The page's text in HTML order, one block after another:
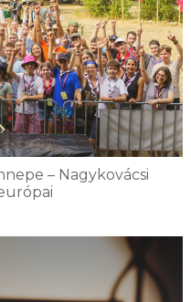
– Nagykovácsi